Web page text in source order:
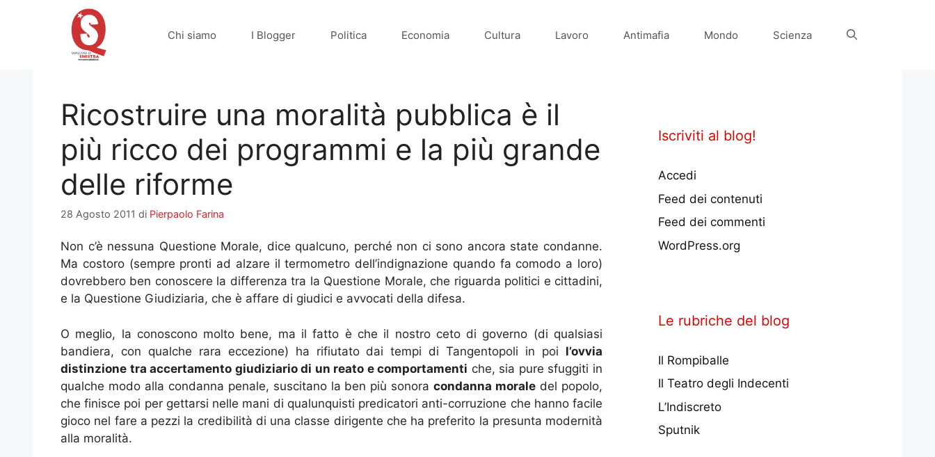
Chi siamo I Blogger Politica Economia Cultura Lavoro Antimafia Mondo Scienza
Ricostruire una moralità pubblica è il
più ricco dei programmi e la più grande
delle riforme
28 Agosto 2011 di Pierpaolo Farina
Non c’è nessuna Questione Morale, dice qualcuno, perché non ci sono ancora state condanne.
Ma costoro (sempre pronti ad alzare il termometro dell’indignazione quando fa comodo a loro)
dovrebbero ben conoscere la differenza tra la Questione Morale, che riguarda politici e cittadini,
e la Questione Giudiziaria, che è affare di giudici e avvocati della difesa.
O meglio, la conoscono molto bene, ma il fatto è che il nostro ceto di governo (di qualsiasi
bandiera, con qualche rara eccezione) ha rifiutato dai tempi di Tangentopoli in poi l’ovvia
distinzione tra accertamento giudiziario di un reato e comportamenti che, sia pure sfuggiti in
qualche modo alla condanna penale, suscitano la ben più sonoracondanna morale del popolo,
che finisce poi per gettarsi nelle mani di qualunquisti predicatori anti-corruzione che hanno facile
gioco nel fare a pezzi la credibilità di una classe dirigente che ha preferito la presunta modernità
alla moralità.
Iscriviti al blog!
Accedi
Feed dei contenuti
Feed dei commenti
WordPress.org
Le rubriche del blog
Il Rompiballe
Il Teatro degli Indecenti
L’Indiscreto
Sputnik